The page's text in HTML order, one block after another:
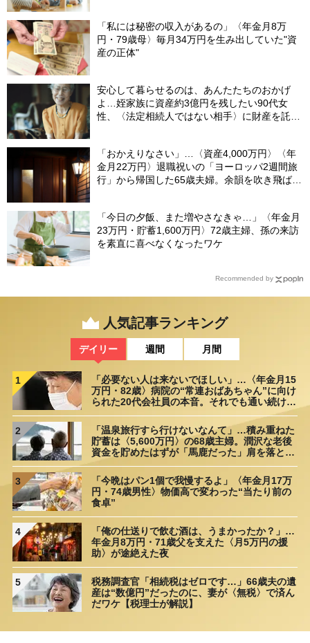
「私には秘密の収入があるの」〈年金月8万
円・79歳母〉毎月34万円を生み出していた"資
産の正体"
安心して暮らせるのは、あんたたちのおかげ
よ…姪家族に資産約3億円を残したい90代女
性、〈法定相続人ではない相手〉に財産を託せ
「おかえりなさい」…〈資産4,000万円〉〈年
金月22万円〉退職祝いの「ヨーロッパ2週間旅
行」から帰国した65歳夫婦。余韻を吹き飛ばし
「今日の夕飯、また増やさなきゃ…」〈年金月
23万円・貯蓄1,600万円〉72歳主婦、孫の来訪
を素直に喜べなくなったワケ
Recommended by
人気記事ランキング
デイリー 週間 月間
1
「必要ない人は来ないでほしい」…〈年金月15
万円・82歳〉病院の“常連おばあちゃん”に向け
られた20代会社員の本音。それでも通い続ける
2
「温泉旅行すら行けないなんて」…積み重ねた
貯蓄は〈5,600万円〉の68歳主婦。潤沢な老後
資金を貯めたはずが「馬鹿だった」肩を落とす
3
「今晩はパン1個で我慢するよ」〈年金月17万
円・74歳男性〉物価高で変わった“当たり前の
食卓”
4
「俺の仕送りで飲む酒は、うまかったか？」…
年金月8万円・71歳父を支えた〈月5万円の援
助〉が途絶えた夜
5
税務調査官「相続税はゼロです…」66歳夫の遺
産は“数億円”だったのに、妻が〈無税〉で済ん
だワケ【税理士が解説】